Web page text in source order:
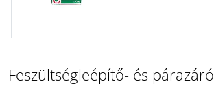
Feszültségleépítő- és párazáró